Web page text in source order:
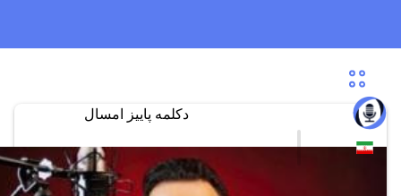
دکلمه پاییز امسال